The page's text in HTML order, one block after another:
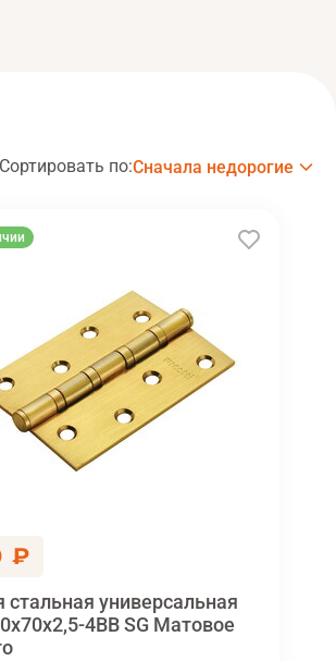
Сортировать по:Сначала недорогие
₽
стальная универсальная
4BB SG Матовое